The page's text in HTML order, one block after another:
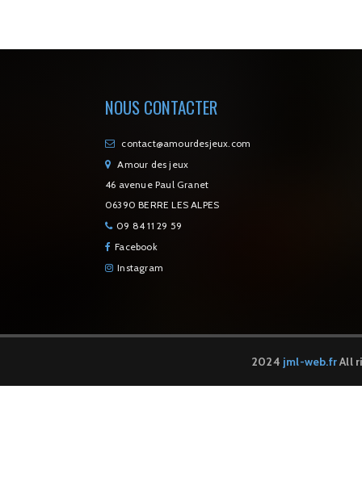
NOUS CONTACTER
contact@amourdesjeux.com
Amour des jeux
46 avenue Paul Granet
06390 BERRE LES ALPES
09 84 11 29 59
Facebook
Instagram
2024 jml-web.frAll